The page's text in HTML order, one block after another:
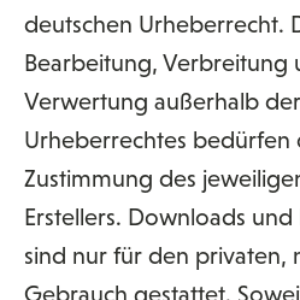
deutschen Urheberrecht.
Bearbeitung, Verbreitung
Verwertung außerhalb
Urheberrechtes bedürfen
Zustimmung des
Erstellers. Downloads
sind nur für den privaten,
Gebrauch gestattet.